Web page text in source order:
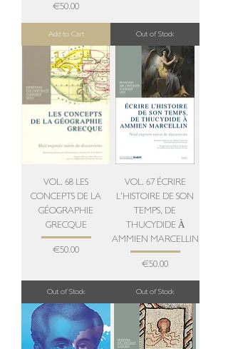
Price
€50.00
Add to Cart Out of Stock
VOL. 68 LES
CONCEPTS DE LA
GÉOGRAPHIE
GRECQUE
Price
€50.00
Out of Stock
VOL. 67 ÉCRIRE
L’HISTOIRE DE SON
TEMPS, DE
THUCYDIDE À
AMMIEN MARCELLIN
Price
€50.00
Out of Stock